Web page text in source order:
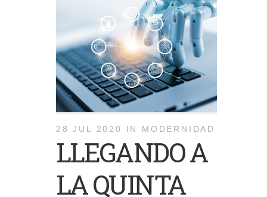
28 JUL 2020 IN MODERNIDAD
LLEGANDO A
LA QUINTA